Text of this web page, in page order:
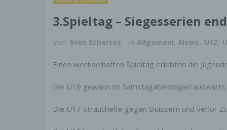
3.Spieltag – Siegesserien
Von Sven Schertes in Allgemein, News, U12,
Einen wechselhaften Spieltag erlebten die
Die U19 gewann im Samstagabendspiel
Die U17 strauchelte gegen Duissern und verlor
dass